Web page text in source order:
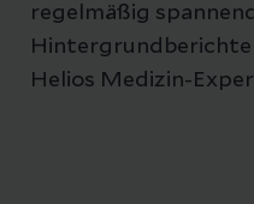
regelmäßig
Helios Medizin-